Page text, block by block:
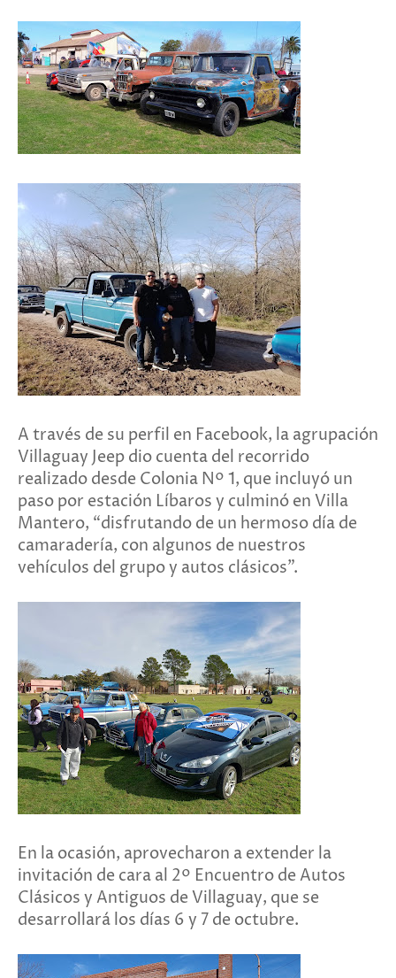
A través de su perfil en Facebook, la agrupación
Villaguay Jeep dio cuenta del recorrido
realizado desde Colonia Nº 1, que incluyó un
paso por estación Líbaros y culminó en Villa
Mantero, “disfrutando de un hermoso día de
camaradería, con algunos de nuestros
vehículos del grupo y autos clásicos”.
En la ocasión, aprovecharon a extender la
invitación de cara al 2º Encuentro de Autos
Clásicos y Antiguos de Villaguay, que se
desarrollará los días 6 y 7 de octubre.